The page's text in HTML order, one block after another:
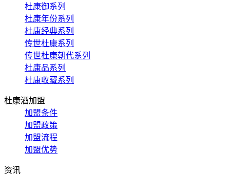
杜康御系列
杜康年份系列
杜康经典系列
传世杜康系列
传世杜康朝代系列
杜康品系列
杜康收藏系列
杜康酒加盟
加盟条件
加盟政策
加盟流程
加盟优势
资讯